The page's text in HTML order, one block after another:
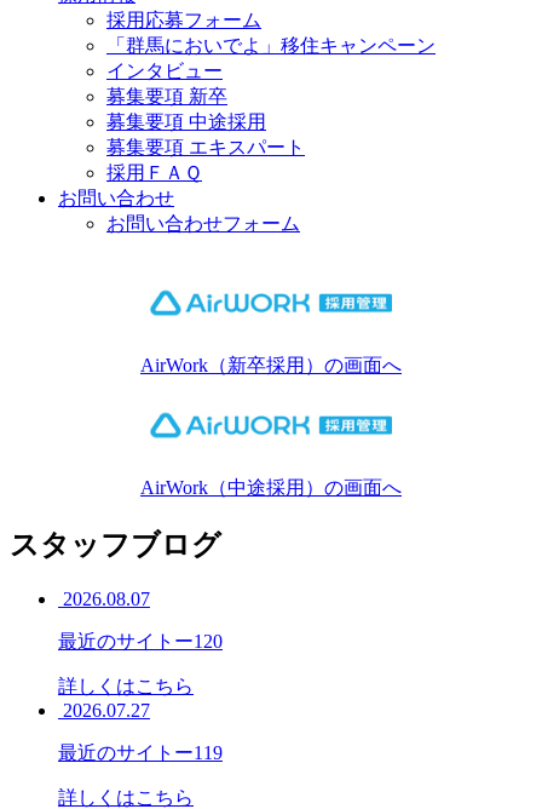
採用応募フォーム
「群馬においでよ」移住キャンペーン
インタビュー
募集要項 新卒
募集要項 中途採用
募集要項 エキスパート
採用ＦＡＱ
お問い合わせ
お問い合わせフォーム
AirWork（新卒採用）の画面へ
AirWork（中途採用）の画面へ
スタッフブログ
2026.08.07
最近のサイトー120
詳しくはこちら
2026.07.27
最近のサイトー119
詳しくはこちら